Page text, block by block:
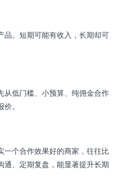
品。短期可能有收入，长期却可
从低门槛、小预算、纯佣金合作
。
一个合作效果好的商家，往往比
通、定期复盘，能显著提升长期